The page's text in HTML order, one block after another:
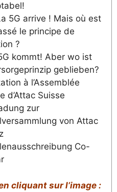
5G arrive ! Mais où est
le principe de
?
kommt! Aber wo ist
geblieben?
à l’Assemblée
d’Attac Suisse
zur
von Attac
Co-
cliquant sur l’image :